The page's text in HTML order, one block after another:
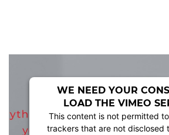
WE NEED YOUR
LOAD THE VIMEO
This content is not permitted
trackers that are not disclosed